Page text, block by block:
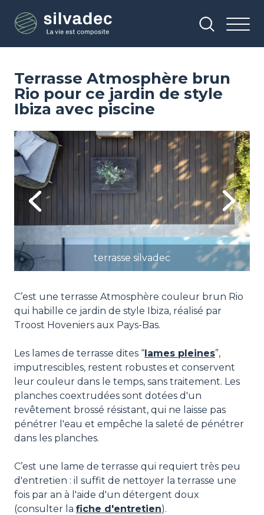
contenu
Terrasse Atmosphère brun
Rio pour ce jardin de style
Ibiza avec piscine
Previous
Image
terrasse silvadec
Next
C’est une terrasse Atmosphère couleur brun Rio
qui habille ce jardin de style Ibiza, réalisé par
Troost Hoveniers aux Pays-Bas.
Les lames de terrasse dites “lames pleines”,
imputrescibles, restent robustes et conservent
leur couleur dans le temps, sans traitement. Les
planches coextrudées sont dotées d'un
revêtement brossé résistant, qui ne laisse pas
pénétrer l'eau et empêche la saleté de pénétrer
dans les planches.
C’est une lame de terrasse qui requiert très peu
d'entretien : il suffit de nettoyer la terrasse une
fois par an à l'aide d'un détergent doux
(consulter la fiche d'entretien).